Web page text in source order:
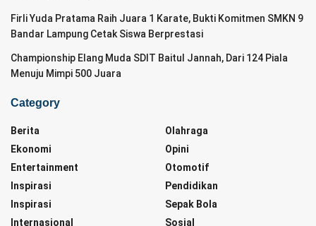
Firli Yuda Pratama Raih Juara 1 Karate, Bukti Komitmen SMKN 9
Bandar Lampung Cetak Siswa Berprestasi
Championship Elang Muda SDIT Baitul Jannah, Dari 124 Piala
Menuju Mimpi 500 Juara
Category
Berita
Ekonomi
Entertainment
Inspirasi
Inspirasi
Internasional
Olahraga
Opini
Otomotif
Pendidikan
Sepak Bola
Sosial